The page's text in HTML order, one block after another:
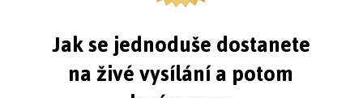
Jak se jednoduše dostanete
na živé vysílání a potom